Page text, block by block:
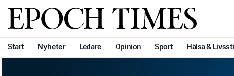
Svenska Epoch Times
Start Nyheter Ledare Opinion Sport Hälsa & Livsstil